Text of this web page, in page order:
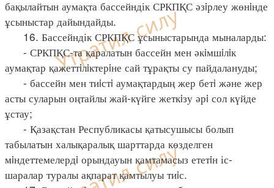
бақылайтын аумақта бассейндік СРКПҚС әзiрлеу жөнiнде
ұсыныстар дайындайды.
16. Бассейндік СРКПҚС ұсыныстарында мыналарды:
- СРКПҚС-та қаралатын бассейн мен әкiмшiлiк
аумақтар қажеттiлiктерiне сай тұрақты су пайдалануды;
- бассейн мен тиiстi аумақтардың жер бетi және жер
асты суларын оңтайлы жай-күйге жеткiзу әрi сол күйде
ұстау;
- Қазақстан Республикасы қатысушысы болып
табылатын халықаралық шарттарда көзделген
мiндеттемелердi орындауын қамтамасыз ететiн іс-
шаралар туралы ақпарат қамтылуы тиiс.